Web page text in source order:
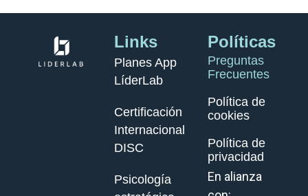
Links
Planes App
LíderLab
Certificación
Internacional
DISC
Psicología
Políticas
Preguntas
Frecuentes
Política de
cookies
Política de
privacidad
En alianza